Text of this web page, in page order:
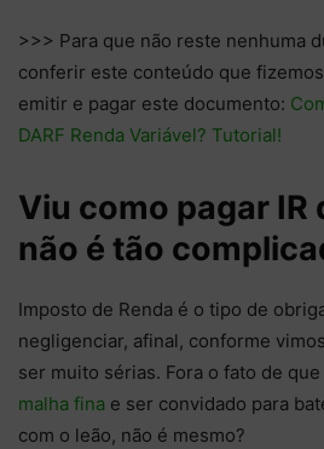
>>> Para que não reste nenhuma
conferir este conteúdo que
emitir e pagar este documento:
DARF Renda Variável? Tutorial!
Viu como pagar IR
não é tão
Imposto de Renda é o tipo de
negligenciar, afinal, conforme
ser muito sérias. Fora o fato de
malha fina e ser convidado para
com o leão, não é mesmo?